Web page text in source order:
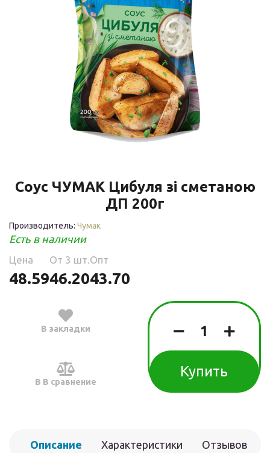
Соус ЧУМАК Цибуля зі сметаною
ДП 200г
Производитель: Чумак
Есть в наличии
Цена
48.59
Oт 3 шт.
46.20
Опт
43.70
В закладки
В В сравнение
Купить
Описание Характеристики Отзывов